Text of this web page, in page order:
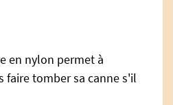
en nylon permet à
faire tomber sa canne s'il